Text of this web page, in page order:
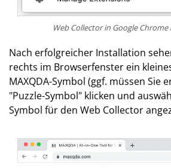
Web Collector in Google
Nach erfolgreicher Installation
rechts im Browserfenster ein
MAXQDA-Symbol (ggf. müssen Sie
"Puzzle-Symbol" klicken und
Symbol für den Web Collector